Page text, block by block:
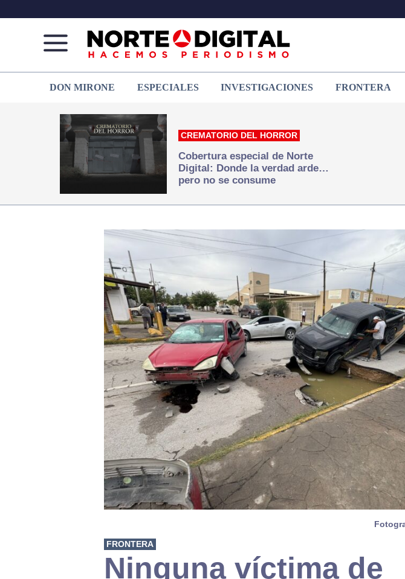
de
Juárez
que
hacemos periodismo
DON MIRONE ESPECIALES INVESTIGACIONES FRONTERA
CREMATORIO DEL HORROR
Cobertura especial de Norte
Digital: Donde la verdad arde…
pero no se consume
FRONTERA
Ninguna víctima de